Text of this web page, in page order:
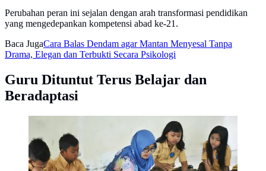
Perubahan peran ini sejalan dengan arah transformasi pendidikan
yang mengedepankan kompetensi abad ke-21.
Baca JugaCara Balas Dendam agar Mantan Menyesal Tanpa
Drama, Elegan dan Terbukti Secara Psikologi
Guru Dituntut Terus Belajar dan
Beradaptasi